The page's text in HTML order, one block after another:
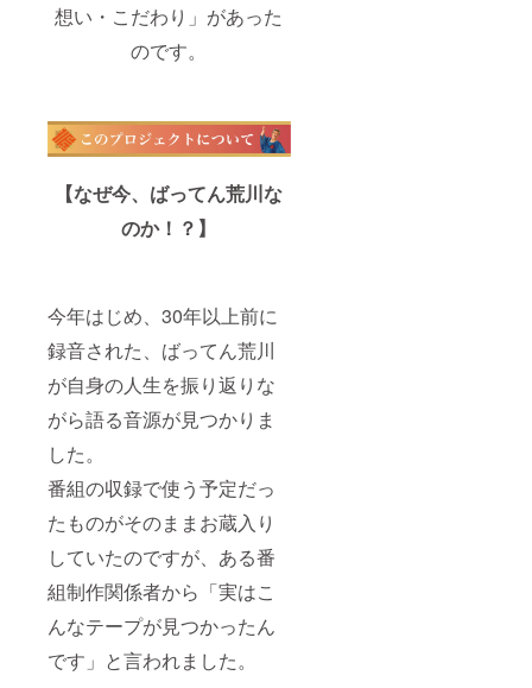
想い・こだわり」があった
のです。
【なぜ今、ばってん荒川な
のか！？】
今年はじめ、30年以上前に
録音された、ばってん荒川
が自身の人生を振り返りな
がら語る音源が見つかりま
した。
番組の収録で使う予定だっ
たものがそのままお蔵入り
していたのですが、ある番
組制作関係者から「実はこ
んなテープが見つかったん
です」と言われました。